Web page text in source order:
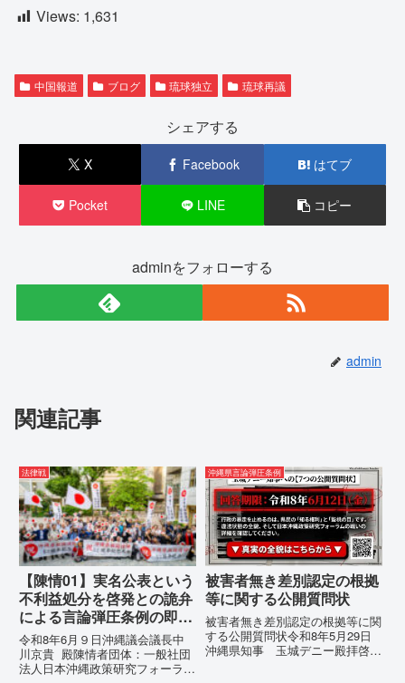
Views: 1,631
中国報道 ブログ 琉球独立 琉球再議
シェアする
X Facebook はてブ
Pocket LINE コピー
adminをフォローする
admin
関連記事
法律戦
【陳情01】実名公表という
不利益処分を啓発との詭弁
による言論弾圧条例の即時
運用停止を求める陳情
令和8年6月９日沖縄議会議長中
川京貴 殿陳情者団体：一般社団
法人日本沖縄政策研究フォーラム
沖縄県言論弾圧条例
被害者無き差別認定の根拠
等に関する公開質問状
被害者無き差別認定の根拠等に関
する公開質問状令和8年5月29日
沖縄県知事 玉城デニー殿拝啓貴